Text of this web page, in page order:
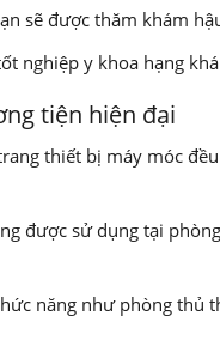
sẽ được thăm khám
nghiệp y khoa hạng
tiện hiện đại
thiết bị máy móc
được sử dụng tại
năng như phòng